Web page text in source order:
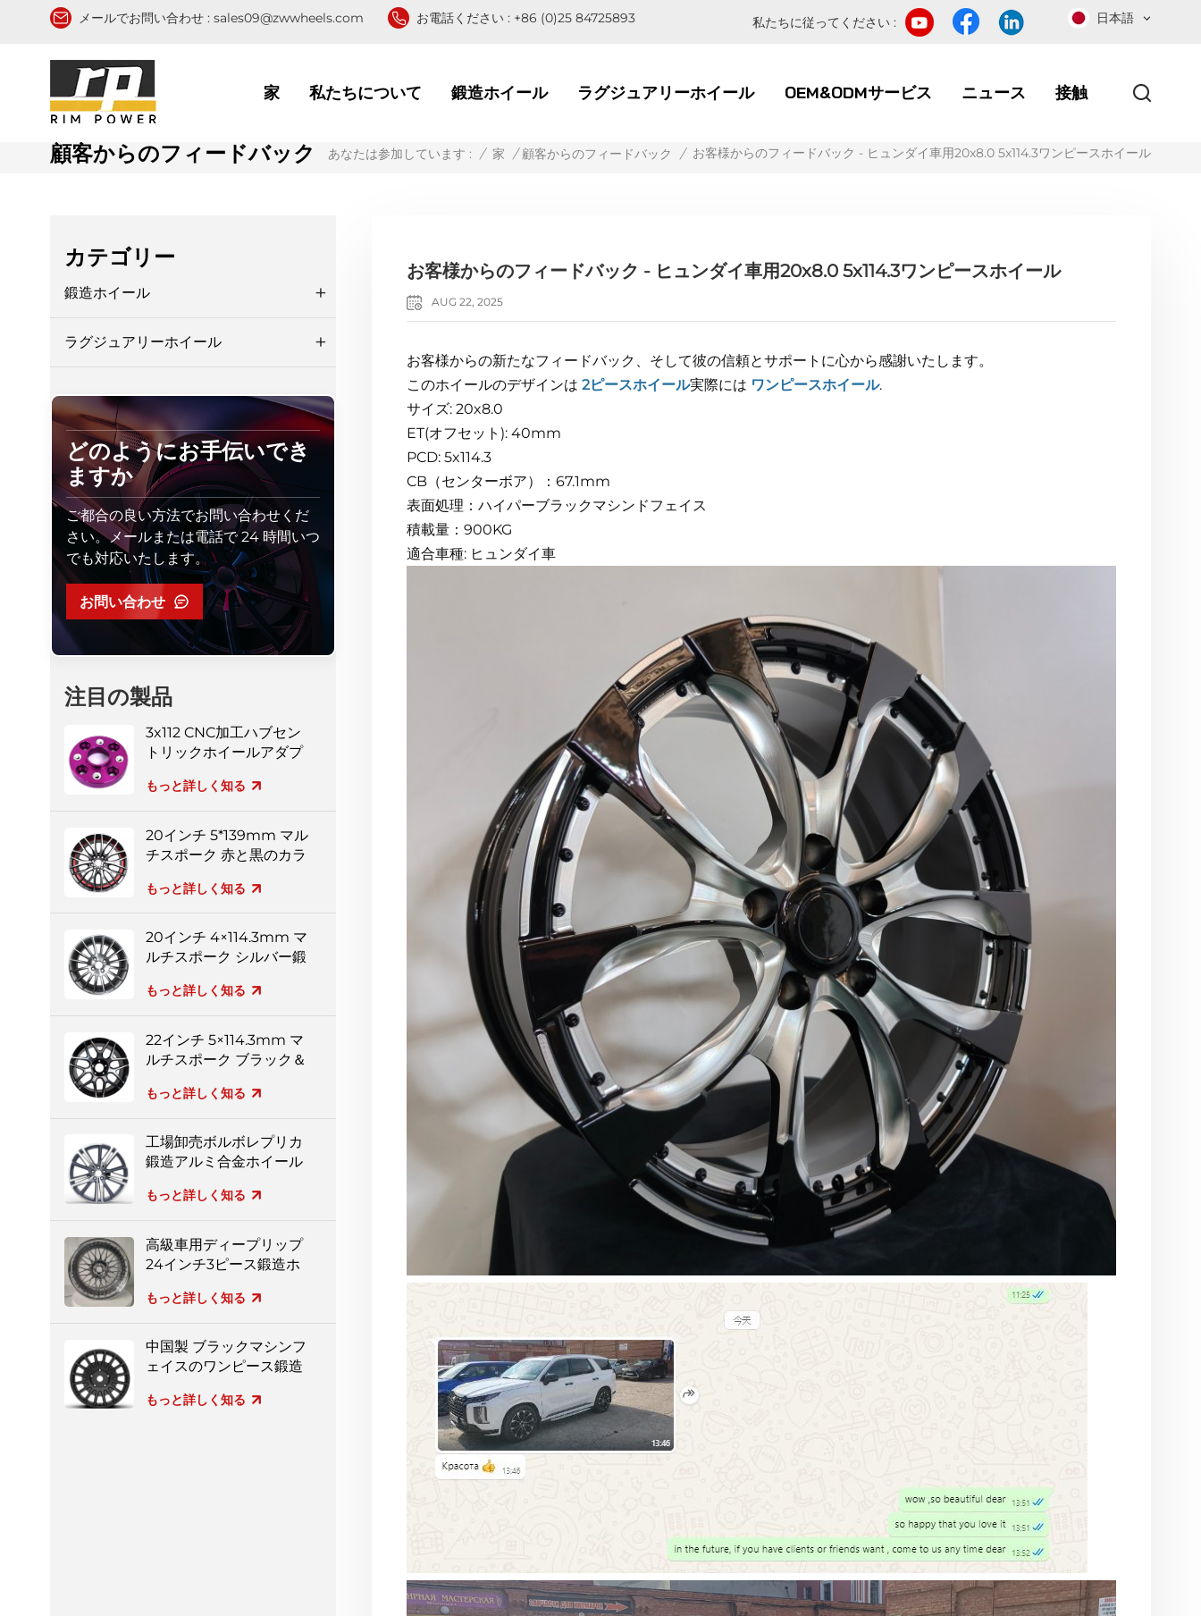
メールでお問い合わせ : sales09@zwwheels.com お電話ください : +86 (0)25 84725893 日本語
私たちに従ってください :
家 私たちについて 鍛造ホイール ラグジュアリーホイール OEM&ODMサービス ニュース 接触
顧客からのフィードバック あなたは参加しています : / 家 / 顧客からのフィードバック / お客様からのフィードバック - ヒュンダイ車用20x8.0 5x114.3ワンピースホイール
お客様からのフィードバック - ヒュンダイ車用20x8.0 5x114.3ワンピースホイール
AUG 22, 2025
お客様からの新たなフィードバック、そして彼の信頼とサポートに心から感謝いたします。
このホイールのデザインは2ピースホイール実際には ワンピースホイール.
サイズ: 20x8.0
ET(オフセット): 40mm
PCD: 5x114.3
CB（センターボア）：67.1mm
表面処理：ハイパーブラックマシンドフェイス
積載量：900KG
適合車種: ヒュンダイ車
カテゴリー
鍛造ホイール
ラグジュアリーホイール
どのようにお手伝いでき
ますか
ご都合の良い方法でお問い合わせくだ
さい。メールまたは電話で 24 時間いつ
でも対応いたします。
お問い合わせ
注目の製品
3x112 CNC加工ハブセン
トリックホイールアダプ
もっと詳しく知る
20インチ 5*139mm マル
チスポーク 赤と黒のカラ
もっと詳しく知る
20インチ 4×114.3mm マ
ルチスポーク シルバー鍛
もっと詳しく知る
22インチ 5×114.3mm マ
ルチスポーク ブラック＆
鍛造ホイール
もっと詳しく知る
工場卸売ボルボレプリカ
鍛造アルミ合金ホイール
もっと詳しく知る
高級車用ディープリップ
24インチ3ピース鍛造ホ
もっと詳しく知る
中国製 ブラックマシンフ
ェイスのワンピース鍛造
もっと詳しく知る